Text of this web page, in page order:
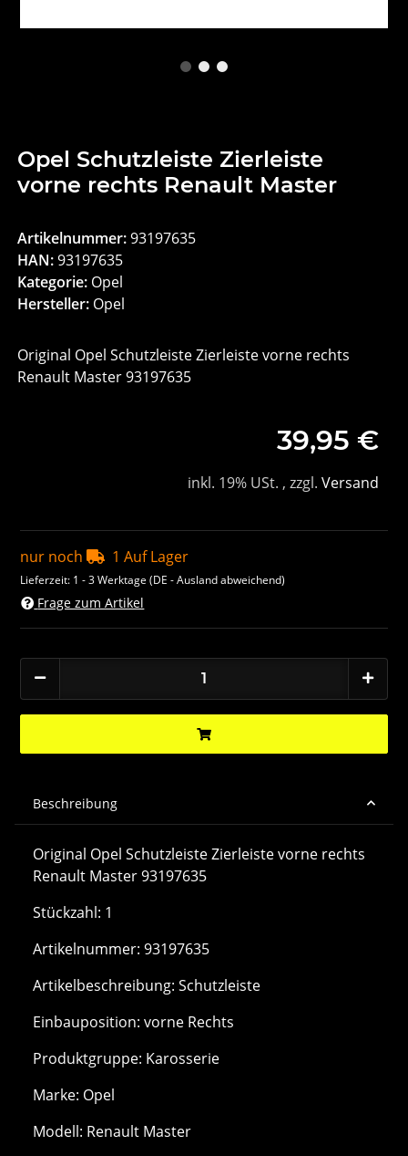
Opel Schutzleiste Zierleiste
vorne rechts Renault Master
Artikelnummer:93197635
HAN:93197635
Kategorie: Opel
Hersteller: Opel
Original Opel Schutzleiste Zierleiste vorne rechts
Renault Master 93197635
39,95 €
inkl. 19% USt. , zzgl. Versand
nur noch 1 Auf Lager
Lieferzeit: 1 - 3 Werktage(DE - Ausland abweichend)
Frage zum Artikel
Beschreibung
Original Opel Schutzleiste Zierleiste vorne rechts
Renault Master 93197635
Stückzahl: 1
Artikelnummer: 93197635
Artikelbeschreibung: Schutzleiste
Einbauposition: vorne Rechts
Produktgruppe: Karosserie
Marke: Opel
Modell: Renault Master